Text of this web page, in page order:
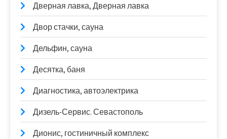
Дверная лавка, Дверная лавка
Двор стачки, сауна
Дельфин, сауна
Десятка, баня
Диагностика, автоэлектрика
Дизель-Сервис. Севастополь
Дионис, гостиничный комплекс